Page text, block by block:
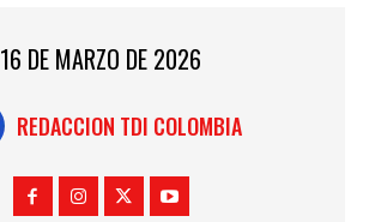
16 DE MARZO DE 2026
REDACCION TDI COLOMBIA